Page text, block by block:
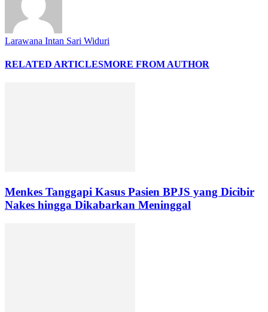
Larawana Intan Sari Widuri
RELATED ARTICLESMORE FROM AUTHOR
Menkes Tanggapi Kasus Pasien BPJS yang Dicibir
Nakes hingga Dikabarkan Meninggal